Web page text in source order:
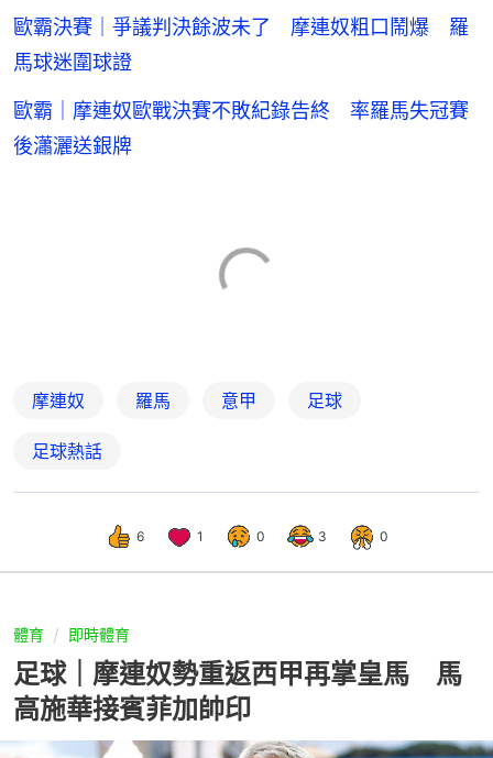
歐霸決賽｜爭議判決餘波未了 摩連奴粗口鬧爆 羅
馬球迷圍球證
歐霸｜摩連奴歐戰決賽不敗紀錄告終 率羅馬失冠賽
後瀟灑送銀牌
摩連奴 羅馬 意甲 足球
足球熱話
6 1 0 3 0
體育 即時體育
足球｜摩連奴勢重返西甲再掌皇馬 馬
高施華接賓菲加帥印